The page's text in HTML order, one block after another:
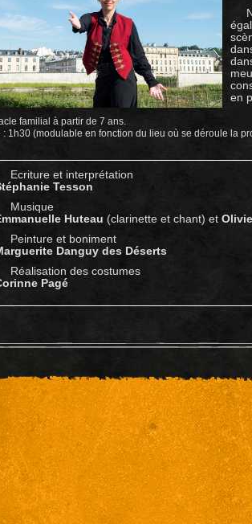
en
familial à partir de 7 ans.
: 1h30 (modulable en fonction du lieu où se déroule la
Ecriture et interprétation
Tesson
Musique
Huteau (clarinette et chant) et
Peinture et boniment
Danguy des Déserts
Réalisation des costumes
Pagé